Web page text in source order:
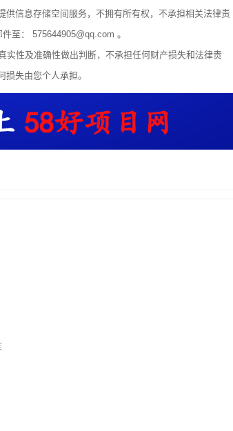
信息存储空间服务，不拥有所有权，不承担相关法律责
至： 575644905@qq.com 。
实性及准确性做出判断，不承担任何财产损失和法律责
失由您个人承担。